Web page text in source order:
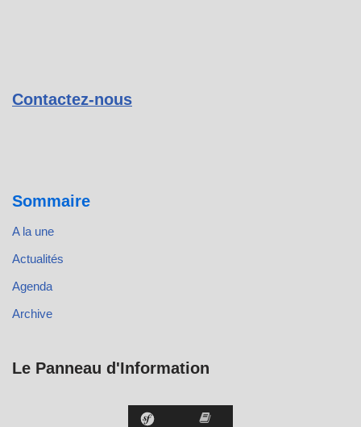
Contactez-nous
Sommaire
A la une
Actualités
Agenda
Archive
Le Panneau d'Information